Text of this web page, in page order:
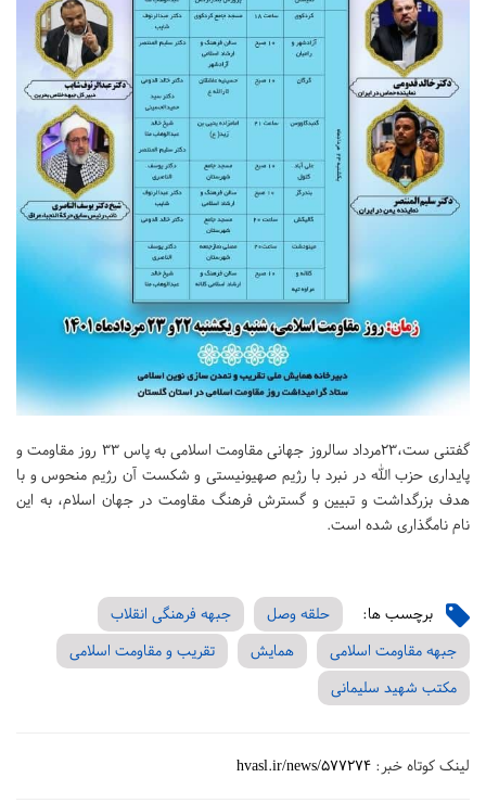
گفتنی ست،۲۳مرداد سالروز جهانی مقاومت اسلامی به پاس ۳۳ روز مقاومت و
پایداری حزب الله در نبرد با رژیم صهیونیستی و شکست آن رژیم منحوس و با
هدف بزرگداشت و تبیین و گسترش فرهنگ مقاومت در جهان اسلام، به این
نام نامگذاری شده است.
برچسب ها: حلقه وصل
جبهه فرهنگی انقلاب
جبهه مقاومت اسلامی
همایش
تقریب و مقاومت اسلامی
مکتب شهید سلیمانی
لینک کوتاه خبر: hvasl.ir/news/577274